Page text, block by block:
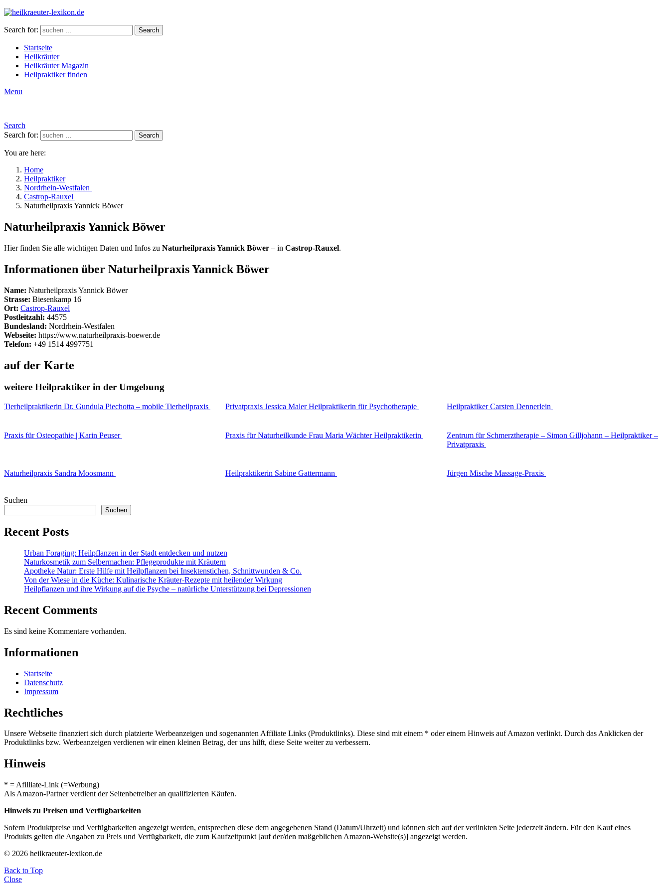
Search for: Search
Startseite
Heilkräuter
Heilkräuter Magazin
Heilpraktiker finden
Menu
Search
Search for:
Search
You are here:
Home
Heilpraktiker
Nordrhein-Westfalen
Castrop-Rauxel
Naturheilpraxis Yannick Böwer
Naturheilpraxis Yannick Böwer
Hier finden Sie alle wichtigen Daten und Infos zu Naturheilpraxis Yannick Böwer – in Castrop-Rauxel.
Informationen über Naturheilpraxis Yannick Böwer
Name: Naturheilpraxis Yannick Böwer
Strasse: Biesenkamp 16
Ort: Castrop-Rauxel
Postleitzahl: 44575
Bundesland: Nordrhein-Westfalen
Webseite: https://www.naturheilpraxis-boewer.de
Telefon: +49 1514 4997751
auf der Karte
weitere Heilpraktiker in der Umgebung
Tierheilpraktikerin Dr. Gundula Piechotta – mobile Tierheilpraxis Privatpraxis Jessica Maler Heilpraktikerin für Psychotherapie Heilpraktiker Carsten Dennerlein
Praxis für Osteopathie | Karin Peuser Praxis für Naturheilkunde Frau Maria Wächter Heilpraktikerin
Zentrum für Schmerztherapie – Simon Gilljohann – Heilpraktiker –
Privatpraxis
Naturheilpraxis Sandra Moosmann Heilpraktikerin Sabine Gattermann Jürgen Mische Massage-Praxis
Suchen
Suchen
Recent Posts
Urban Foraging: Heilpflanzen in der Stadt entdecken und nutzen
Naturkosmetik zum Selbermachen: Pflegeprodukte mit Kräutern
Apotheke Natur: Erste Hilfe mit Heilpflanzen bei Insektenstichen, Schnittwunden & Co.
Von der Wiese in die Küche: Kulinarische Kräuter-Rezepte mit heilender Wirkung
Heilpflanzen und ihre Wirkung auf die Psyche – natürliche Unterstützung bei Depressionen
Recent Comments
Es sind keine Kommentare vorhanden.
Informationen
Startseite
Datenschutz
Impressum
Rechtliches
Unsere Webseite finanziert sich durch platzierte Werbeanzeigen und sogenannten Affiliate Links (Produktlinks). Diese sind mit einem * oder einem Hinweis auf Amazon verlinkt. Durch das Anklicken der
Produktlinks bzw. Werbeanzeigen verdienen wir einen kleinen Betrag, der uns hilft, diese Seite weiter zu verbessern.
Hinweis
* = Afilliate-Link (=Werbung)
Als Amazon-Partner verdient der Seitenbetreiber an qualifizierten Käufen.
Hinweis zu Preisen und Verfügbarkeiten
Sofern Produktpreise und Verfügbarkeiten angezeigt werden, entsprechen diese dem angegebenen Stand (Datum/Uhrzeit) und können sich auf der verlinkten Seite jederzeit ändern. Für den Kauf eines
Produkts gelten die Angaben zu Preis und Verfügbarkeit, die zum Kaufzeitpunkt [auf der/den maßgeblichen Amazon-Website(s)] angezeigt werden.
© 2026 heilkraeuter-lexikon.de
Back to Top
Close